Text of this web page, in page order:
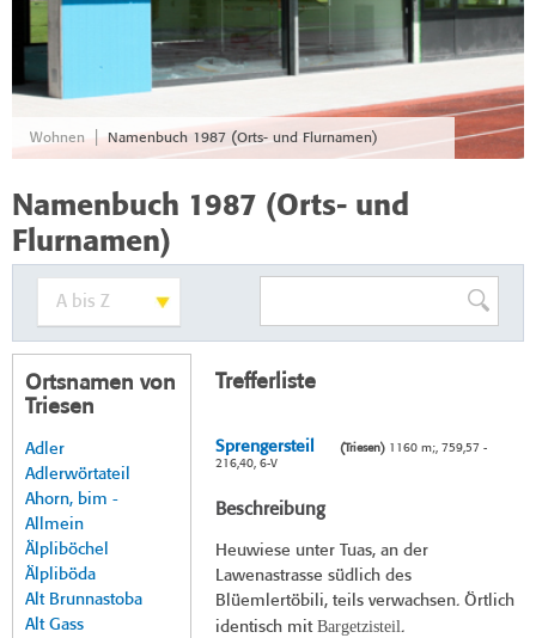
Wohnen Namenbuch 1987 (Orts- und Flurnamen)
Namenbuch 1987 (Orts- und
Flurnamen)
Ortsnamen von
Triesen
Adler
Adlerwörtateil
Ahorn, bim -
Allmein
Älpliböchel
Älpliböda
Alt Brunnastoba
Alt Gass
Trefferliste
Sprengersteil (Triesen)1160 m;, 759,57 -
216,40, 6-V
Beschreibung
Heuwiese unter Tuas, an der
Lawenastrasse südlich des
Blüemlertöbili, teils verwachsen. Örtlich
identisch mit Bargetzisteil.